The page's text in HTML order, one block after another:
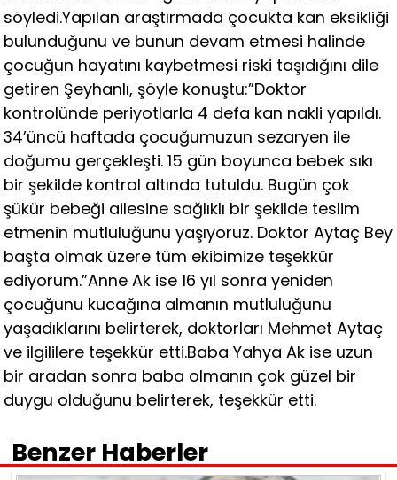
söyledi.Yapılan araştırmada çocukta kan eksikliği
bulunduğunu ve bunun devam etmesi halinde
çocuğun hayatını kaybetmesi riski taşıdığını dile
getiren Şeyhanlı, şöyle konuştu:”Doktor
kontrolünde periyotlarla 4 defa kan nakli yapıldı.
34’üncü haftada çocuğumuzun sezaryen ile
doğumu gerçekleşti. 15 gün boyunca bebek sıkı
bir şekilde kontrol altında tutuldu. Bugün çok
şükür bebeği ailesine sağlıklı bir şekilde teslim
etmenin mutluluğunu yaşıyoruz. Doktor Aytaç Bey
başta olmak üzere tüm ekibimize teşekkür
ediyorum.”Anne Ak ise 16 yıl sonra yeniden
çocuğunu kucağına almanın mutluluğunu
yaşadıklarını belirterek, doktorları Mehmet Aytaç
ve ilgililere teşekkür etti.Baba Yahya Ak ise uzun
bir aradan sonra baba olmanın çok güzel bir
duygu olduğunu belirterek, teşekkür etti.
Benzer Haberler